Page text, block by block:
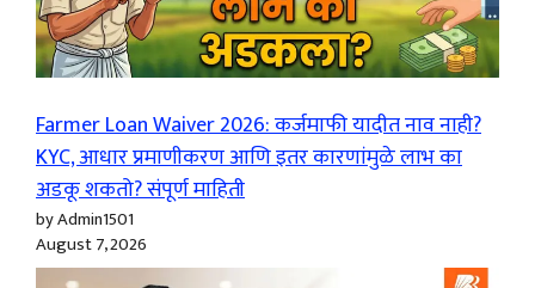
Farmer Loan Waiver 2026: कर्जमाफी यादीत नाव नाही?
KYC, आधार प्रमाणीकरण आणि इतर कारणांमुळे लाभ का
अडकू शकतो? संपूर्ण माहिती
by Admin1501
August 7, 2026